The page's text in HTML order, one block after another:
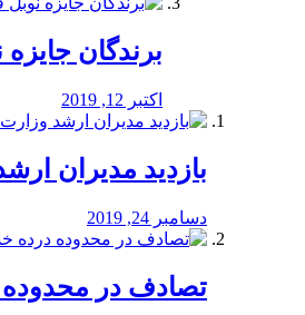
برندگان جایزه
اکتبر 12, 2019
بازدید مدیران
دسامبر 24, 2019
تصادف در محدوده